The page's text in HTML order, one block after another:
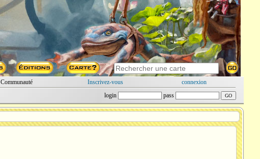
Communauté Inscrivez-vous
connexion
login
pass